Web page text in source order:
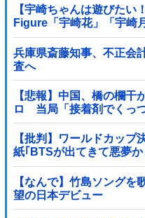
【宇崎ちゃんは遊びた
Figure「宇崎花」「宇崎
ライズフィギュア【ラウ
兵庫県斎藤知事、不正会
査へ
【悲報】中国、橋の欄
ロ 当局「接着剤でくっ
題はない」
【批判】ワールドカップ
紙｢BTSが出てきて悪夢か
【なんで】竹島ソングを
望の日本デビュー